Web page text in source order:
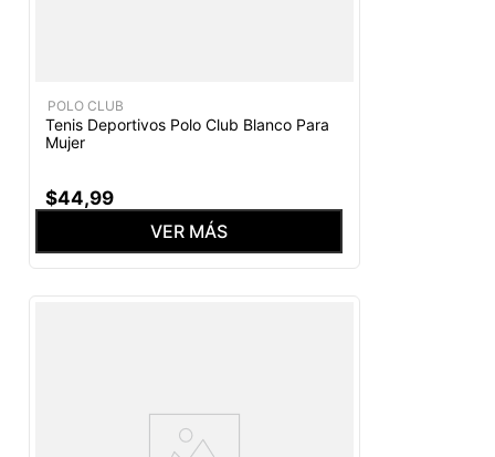
POLO CLUB
Tenis Deportivos Polo Club Blanco Para
Mujer
$44,99
VER MÁS